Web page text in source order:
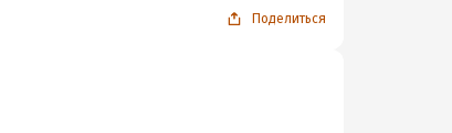
тонкостях. В произведении дан яркий
и мудрого мужчины. Методы
Фрэнка, который на
жизни, осознала, что для нее является
Поделиться